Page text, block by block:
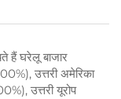
हैं घरेलू बाजार
उत्तरी अमेरिका
उत्तरी यूरोप